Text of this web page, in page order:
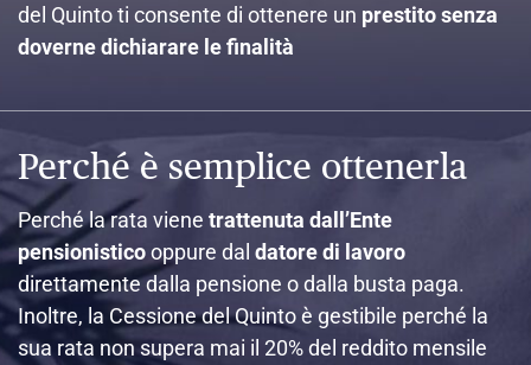
del Quinto ti consente di ottenere un prestito senza
doverne dichiarare le finalità
Perché è semplice ottenerla
Perché la rata viene trattenuta dall’Ente
pensionisticooppure dal datore di lavoro
direttamente dalla pensione o dalla busta paga.
Inoltre, la Cessione del Quinto è gestibile perché la
sua rata non supera mai il 20% del reddito mensile